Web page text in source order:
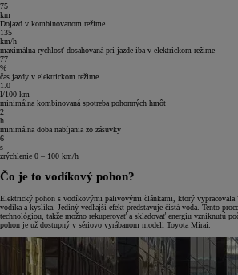
75
km
Dojazd v kombinovanom režime
135
km/h
maximálna rýchlosť dosahovaná pri jazde iba v elektrickom režime
77
%
čas jazdy v elektrickom režime
1.0
l/100 km
minimálna kombinovaná spotreba pohonných hmôt
2
h
minimálna doba nabíjania zo zásuvky
6
s
zrýchlenie 0 – 100 km/h
Čo je to vodíkový pohon?
Elektrický pohon s vodíkovými palivovými článkami, ktorý vypracovala
vodíka a kyslíka. Jediný vedľajší efekt predstavuje čistá voda. Tento
technológiou, takže možno rekuperovať a skladovať energiu vzniknutú
pohon je už dostupný v sériovo vyrábanom modeli Toyota Mirai.